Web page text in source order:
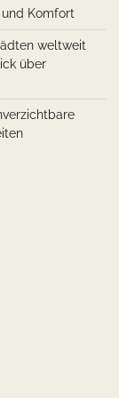
Komfort
weltweit
über